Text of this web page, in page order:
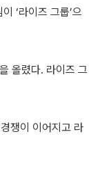
‘라이즈 그룹’으
올렸다. 라이즈 그
쟁이 이어지고 라